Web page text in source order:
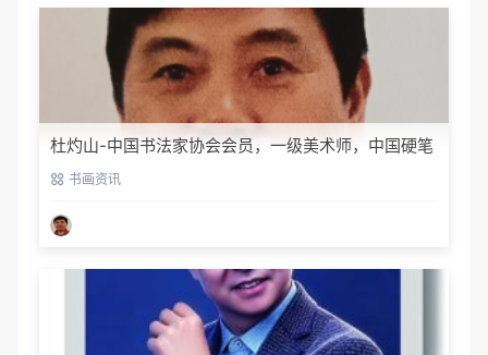
杜灼山-中国书法家协会会员，一级美术师，中国硬笔
书法家协会会员
书画资讯